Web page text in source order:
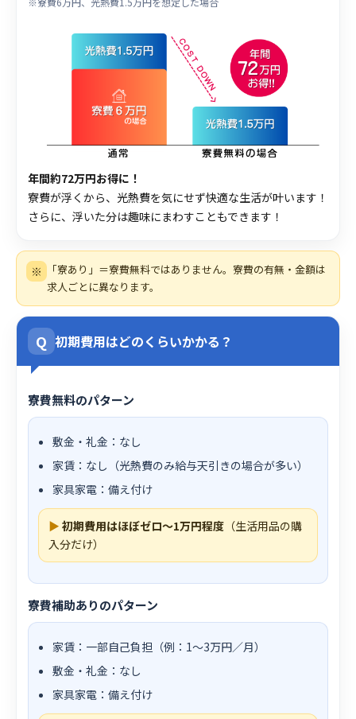
年間約72万円お得に！
寮費が浮くから、光熱費を気にせず快適な生活が叶います！
さらに、浮いた分は趣味にまわすこともできます！
※
「寮あり」＝寮費無料ではありません。寮費の有無・金額は
求人ごとに異なります。
Q 初期費用はどのくらいかかる？
寮費無料のパターン
敷金・礼金：なし
家賃：なし（光熱費のみ給与天引きの場合が多い）
家具家電：備え付け
▶ 初期費用はほぼゼロ〜1万円程度 （生活用品の購
入分だけ）
寮費補助ありのパターン
家賃：一部自己負担（例：1〜3万円／月）
敷金・礼金：なし
家具家電：備え付け